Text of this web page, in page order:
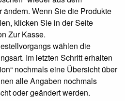
ändern. Wenn Sie die Produkte
klicken Sie in der Seite
Zur Kasse.
wählen die
Im letzten Schritt erhalten
nochmals eine Übersicht über
alle Angaben nochmals
oder geändert werden.